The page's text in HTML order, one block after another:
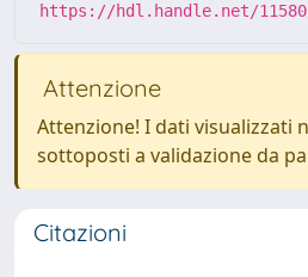
https://hdl.handle.net/
Attenzione
Attenzione! I dati visualizzati
sottoposti a validazione da
Citazioni